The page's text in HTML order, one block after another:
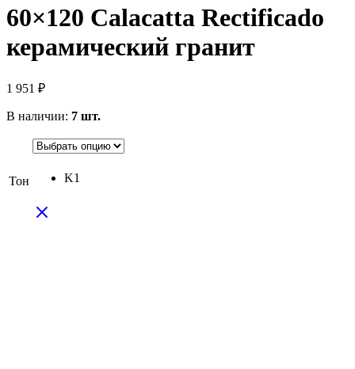
60×120 Calacatta Rectificado
керамический гранит
1 951 ₽
В наличии: 7 шт.
Тон K1